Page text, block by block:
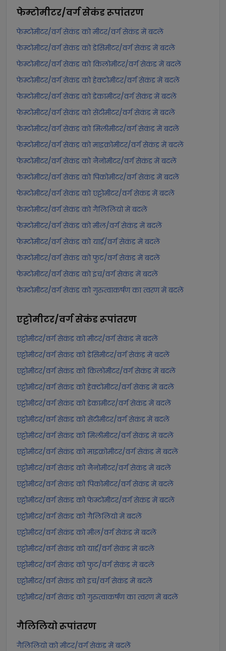
फेम्टोमीटर/वर्ग सेकंडरूपांतरण
फेम्टोमीटर/वर्ग सेकंड को मीटर/वर्ग सेकंड में बदलें
फेम्टोमीटर/वर्ग सेकंड को डेसिमीटर/वर्ग सेकंड में बदलें
फेम्टोमीटर/वर्ग सेकंड को किलोमीटर/वर्ग सेकंड में बदलें
फेम्टोमीटर/वर्ग सेकंड को हेक्टोमीटर/वर्ग सेकंड में बदलें
फेम्टोमीटर/वर्ग सेकंड को डेकामीटर/वर्ग सेकंड में बदलें
फेम्टोमीटर/वर्ग सेकंड को सेंटीमीटर/वर्ग सेकंड में बदलें
फेम्टोमीटर/वर्ग सेकंड को मिलीमीटर/वर्ग सेकंड में बदलें
फेम्टोमीटर/वर्ग सेकंड को माइक्रोमीटर/वर्ग सेकंड में बदलें
फेम्टोमीटर/वर्ग सेकंड को नैनोमीटर/वर्ग सेकंड में बदलें
फेम्टोमीटर/वर्ग सेकंड को पिकोमीटर/वर्ग सेकंड में बदलें
फेम्टोमीटर/वर्ग सेकंड को एट्टोमीटर/वर्ग सेकंड में बदलें
फेम्टोमीटर/वर्ग सेकंड को गैलिलियो में बदलें
फेम्टोमीटर/वर्ग सेकंड को मील/वर्ग सेकंड में बदलें
फेम्टोमीटर/वर्ग सेकंड को यार्ड/वर्ग सेकंड में बदलें
फेम्टोमीटर/वर्ग सेकंड को फुट/वर्ग सेकंड में बदलें
फेम्टोमीटर/वर्ग सेकंड को इंच/वर्ग सेकंड में बदलें
फेम्टोमीटर/वर्ग सेकंड को गुरुत्वाकर्षण का त्वरण में बदलें
एट्टोमीटर/वर्ग सेकंडरूपांतरण
एट्टोमीटर/वर्ग सेकंड को मीटर/वर्ग सेकंड में बदलें
एट्टोमीटर/वर्ग सेकंड को डेसिमीटर/वर्ग सेकंड में बदलें
एट्टोमीटर/वर्ग सेकंड को किलोमीटर/वर्ग सेकंड में बदलें
एट्टोमीटर/वर्ग सेकंड को हेक्टोमीटर/वर्ग सेकंड में बदलें
एट्टोमीटर/वर्ग सेकंड को डेकामीटर/वर्ग सेकंड में बदलें
एट्टोमीटर/वर्ग सेकंड को सेंटीमीटर/वर्ग सेकंड में बदलें
एट्टोमीटर/वर्ग सेकंड को मिलीमीटर/वर्ग सेकंड में बदलें
एट्टोमीटर/वर्ग सेकंड को माइक्रोमीटर/वर्ग सेकंड में बदलें
एट्टोमीटर/वर्ग सेकंड को नैनोमीटर/वर्ग सेकंड में बदलें
एट्टोमीटर/वर्ग सेकंड को पिकोमीटर/वर्ग सेकंड में बदलें
एट्टोमीटर/वर्ग सेकंड को फेम्टोमीटर/वर्ग सेकंड में बदलें
एट्टोमीटर/वर्ग सेकंड को गैलिलियो में बदलें
एट्टोमीटर/वर्ग सेकंड को मील/वर्ग सेकंड में बदलें
एट्टोमीटर/वर्ग सेकंड को यार्ड/वर्ग सेकंड में बदलें
एट्टोमीटर/वर्ग सेकंड को फुट/वर्ग सेकंड में बदलें
एट्टोमीटर/वर्ग सेकंड को इंच/वर्ग सेकंड में बदलें
एट्टोमीटर/वर्ग सेकंड को गुरुत्वाकर्षण का त्वरण में बदलें
गैलिलियोरूपांतरण
गैलिलियो को मीटर/वर्ग सेकंड में बदलें